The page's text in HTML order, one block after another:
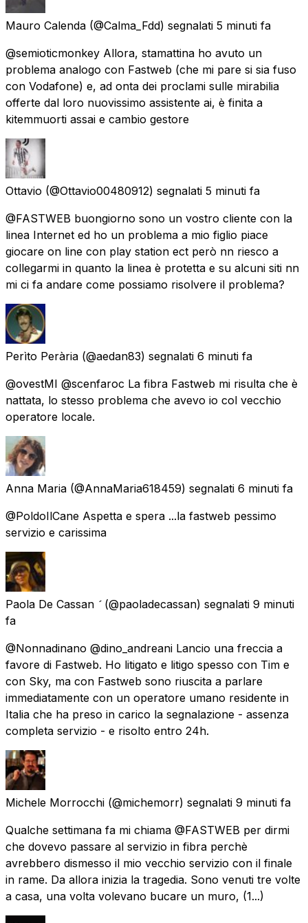
Mauro Calenda (@Calma_Fdd) segnalati 5 minuti fa
@semioticmonkey Allora, stamattina ho avuto un
problema analogo con Fastweb (che mi pare si sia fuso
con Vodafone) e, ad onta dei proclami sulle mirabilia
offerte dal loro nuovissimo assistente ai, è finita a
kitemmuorti assai e cambio gestore
Ottavio (@Ottavio00480912) segnalati 5 minuti fa
@FASTWEB buongiorno sono un vostro cliente con la
linea Internet ed ho un problema a mio figlio piace
giocare on line con play station ect però nn riesco a
collegarmi in quanto la linea è protetta e su alcuni siti nn
mi ci fa andare come possiamo risolvere il problema?
Perìto Perària (@aedan83) segnalati 6 minuti fa
@ovestMI @scenfaroc La fibra Fastweb mi risulta che è
nattata, lo stesso problema che avevo io col vecchio
operatore locale.
Anna Maria (@AnnaMaria618459) segnalati 6 minuti fa
@PoldoIlCane Aspetta e spera ...la fastweb pessimo
servizio e carissima
Paola De Cassan  (@paoladecassan) segnalati 9 minuti
fa
@Nonnadinano @dino_andreani Lancio una freccia a
favore di Fastweb. Ho litigato e litigo spesso con Tim e
con Sky, ma con Fastweb sono riuscita a parlare
immediatamente con un operatore umano residente in
Italia che ha preso in carico la segnalazione - assenza
completa servizio - e risolto entro 24h.
Michele Morrocchi (@michemorr) segnalati 9 minuti fa
Qualche settimana fa mi chiama @FASTWEB per dirmi
che dovevo passare al servizio in fibra perchè
avrebbero dismesso il mio vecchio servizio con il finale
in rame. Da allora inizia la tragedia. Sono venuti tre volte
a casa, una volta volevano bucare un muro, (1...)